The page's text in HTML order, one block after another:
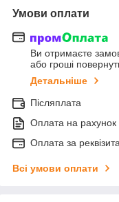
Умови оплати
Ви отримаєте
або гроші
Детальніше
Післяплата
Оплата на рахунок
Оплата за
Всі умови оплати